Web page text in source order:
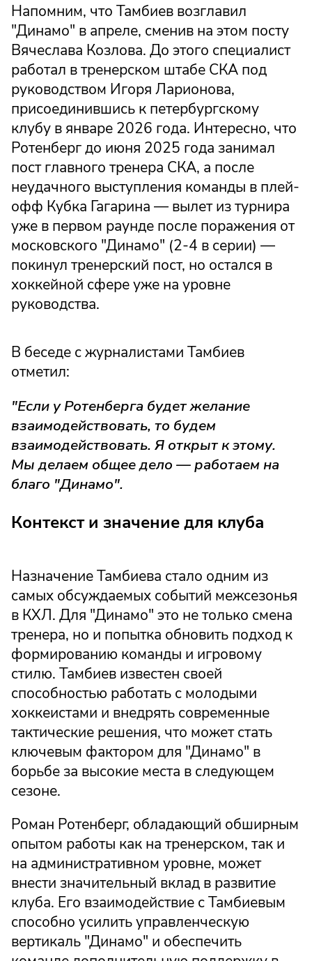
Напомним, что Тамбиев возглавил
"Динамо" в апреле, сменив на этом посту
Вячеслава Козлова. До этого специалист
работал в тренерском штабе СКА под
руководством Игоря Ларионова,
присоединившись к петербургскому
клубу в январе 2026 года. Интересно, что
Ротенберг до июня 2025 года занимал
пост главного тренера СКА, а после
неудачного выступления команды в плей-
офф Кубка Гагарина — вылет из турнира
уже в первом раунде после поражения от
московского "Динамо" (2-4 в серии) —
покинул тренерский пост, но остался в
хоккейной сфере уже на уровне
руководства.
В беседе с журналистами Тамбиев
отметил:
"Если у Ротенберга будет желание
взаимодействовать, то будем
взаимодействовать. Я открыт к этому.
Мы делаем общее дело — работаем на
благо "Динамо".
Контекст и значение для клуба
Назначение Тамбиева стало одним из
самых обсуждаемых событий межсезонья
в КХЛ. Для "Динамо" это не только смена
тренера, но и попытка обновить подход к
формированию команды и игровому
стилю. Тамбиев известен своей
способностью работать с молодыми
хоккеистами и внедрять современные
тактические решения, что может стать
ключевым фактором для "Динамо" в
борьбе за высокие места в следующем
сезоне.
Роман Ротенберг, обладающий обширным
опытом работы как на тренерском, так и
на административном уровне, может
внести значительный вклад в развитие
клуба. Его взаимодействие с Тамбиевым
способно усилить управленческую
вертикаль "Динамо" и обеспечить